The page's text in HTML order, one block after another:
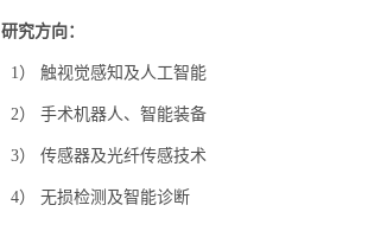
研究方向：
1） 触视觉感知及人工智能
2） 手术机器人、智能装备
3） 传感器及光纤传感技术
4） 无损检测及智能诊断